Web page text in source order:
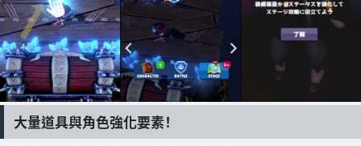
大量道具與角色強化要素！